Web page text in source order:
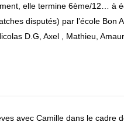
elle termine 6ème/12… à
disputés) par l’école Bon
D.G, Axel , Mathieu,
avec Camille dans le cadre